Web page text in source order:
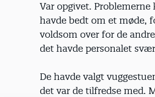
Var opgivet.
havde bedt om et møde,
voldsom over for de
det havde personalet
De havde valgt
det var de tilfredse med.